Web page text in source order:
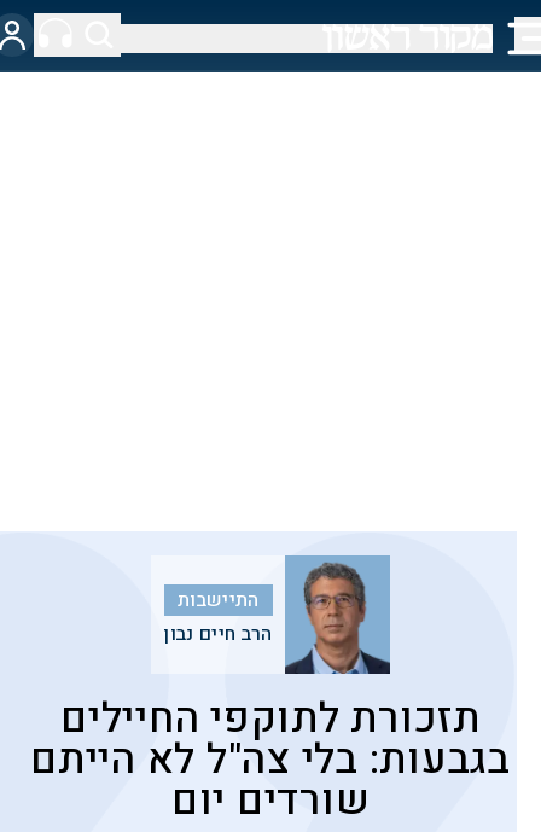
התיישבות
הרב חיים נבון
תזכורת לתוקפי החיילים
בגבעות: בלי צה"ל לא הייתם
שורדים יום